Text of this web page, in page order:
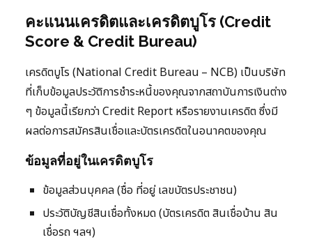
คะแนนเครดิตและเครดิตบูโร (Credit
Score & Credit Bureau)
เครดิตบูโร (National Credit Bureau – NCB) เป็นบริษัท
ที่เก็บข้อมูลประวัติการชำระหนี้ของคุณจากสถาบันการเงินต่าง
ๆ ข้อมูลนี้เรียกว่า Credit Report หรือรายงานเครดิต ซึ่งมี
ผลต่อการสมัครสินเชื่อและบัตรเครดิตในอนาคตของคุณ
ข้อมูลที่อยู่ในเครดิตบูโร
ข้อมูลส่วนบุคคล (ชื่อ ที่อยู่ เลขบัตรประชาชน)
ประวัติบัญชีสินเชื่อทั้งหมด (บัตรเครดิต สินเชื่อบ้าน สิน
เชื่อรถ ฯลฯ)